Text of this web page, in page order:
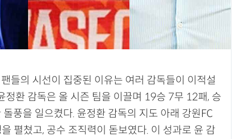
들의 시선이 집중된 이유는 여러 감독들이 이적설
정환 감독은 올 시즌 팀을 이끌며 19승 7무 12패, 승
풍을 일으켰다. 윤정환 감독의 지도 아래 강원FC
펼쳤고, 공수 조직력이 돋보였다. 이 성과로 윤 감